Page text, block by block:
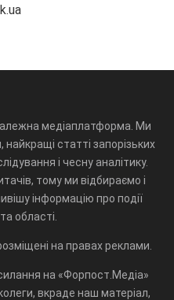
медіаплатформа. Ми
найкращі статті запорізьких
і чесну аналітику.
тому ми відбираємо і
інформацію про події
області.
на правах реклами.
на «Форпост.Медіа»
вкраде наш матеріал,